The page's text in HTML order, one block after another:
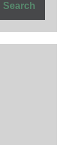
Search